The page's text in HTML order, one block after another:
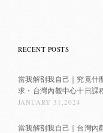
RECENT POSTS
當我解剖我自己｜究竟什
求・台灣內觀中心十日課
JANUARY 31,2024
當我解剖我自己｜台灣內